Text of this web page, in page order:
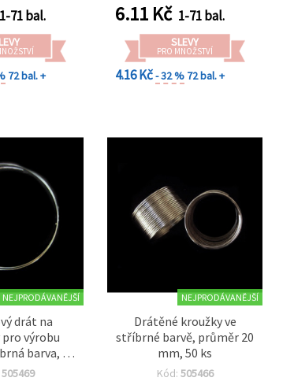
1-71 bal.
72 bal. +
6.11 Kč 1-71 bal.
SLEVY
PRO MNOŽSTVÍ
4.16 Kč- 32 % 72 bal. +
NEJPRODÁVANĚJŠÍ
drát na
výrobu
barva, 50
50 ks (~19
505469
NEJPRODÁVANĚJŠÍ
Drátěné kroužky ve
stříbrné barvě, průměr 20
mm, 50 ks
Kód: 505466